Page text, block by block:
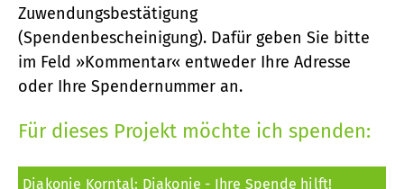
Zuwendungsbestätigung
(Spendenbescheinigung). Dafür geben Sie bitte
im Feld »Kommentar« entweder Ihre Adresse
oder Ihre Spendernummer an.
Für dieses Projekt möchte ich spenden: